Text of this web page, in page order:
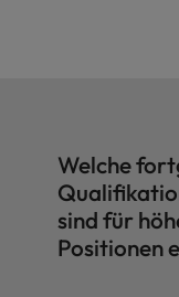
Welche
sind für
Positionen